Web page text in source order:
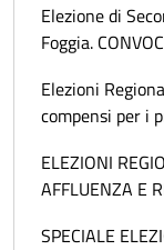
Elezione di
Foggia.
Elezioni
compensi per i
ELEZIONI
AFFLUENZA E
SPECIALE